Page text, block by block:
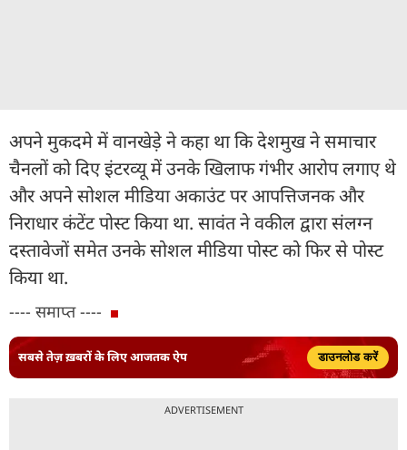
अपने मुकदमे में वानखेड़े ने कहा था कि देशमुख ने समाचार
चैनलों को दिए इंटरव्यू में उनके खिलाफ गंभीर आरोप लगाए थे
और अपने सोशल मीडिया अकाउंट पर आपत्तिजनक और
निराधार कंटेंट पोस्ट किया था. सावंत ने वकील द्वारा संलग्न
दस्तावेजों समेत उनके सोशल मीडिया पोस्ट को फिर से पोस्ट
किया था.
---- समाप्त ----
सबसे तेज़ ख़बरों के लिए आजतक ऐप डाउनलोड करें
ADVERTISEMENT